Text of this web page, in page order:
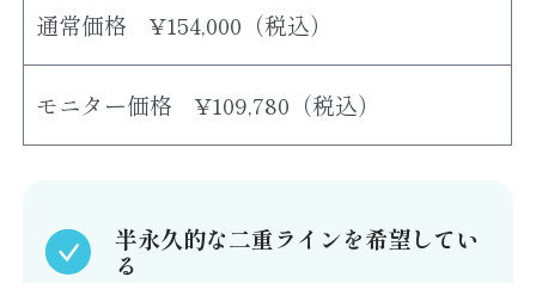
通常価格 ¥154,000（税込）
モニター価格 ¥109,780（税込）
半永久的な二重ラインを希望してい
る